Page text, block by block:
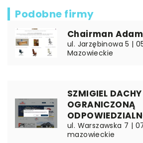
Podobne firmy
Chairman
ul. Jarzębinowa 5 |
Mazowieckie
SZMIGIEL
OGRANICZONĄ
ul. Warszawska 7 |
mazowieckie